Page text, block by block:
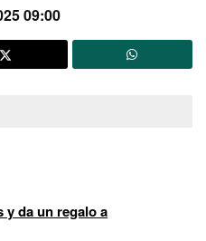
09:00
y da un regalo a